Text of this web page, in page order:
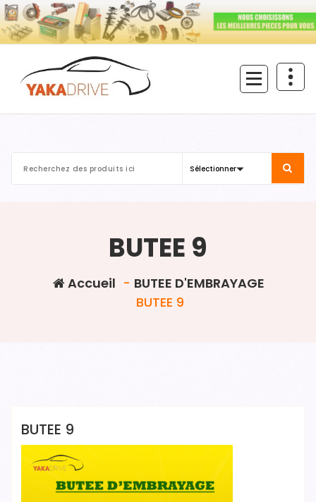
Aller
au
contenu
BUTEE 9
Accueil - BUTEE D'EMBRAYAGE
BUTEE 9
BUTEE 9